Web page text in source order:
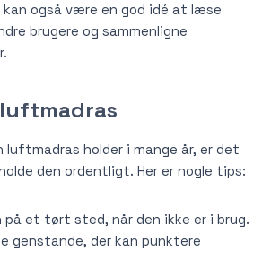
også være en god idé at læse
brugere og sammenligne
luftmadras holder i mange år, er det
den ordentligt. Her er nogle tips:
på et tørt sted, når den ikke er i brug.
genstande, der kan punktere